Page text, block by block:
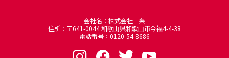
会社名：株式会社一条
住所：〒641-0044 和歌山県和歌山市今福4-4-38
電話番号：0120-54-8686